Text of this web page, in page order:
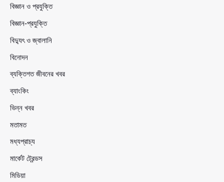
বিজ্ঞান ও প্রযুক্তি
বিজ্ঞান-প্রযুক্তি
বিদ্যুৎ ও জ্বালানি
বিনোদন
ব্যক্তিগত জীবনের খবর
ব্যাংকিং
ভিন্ন খবর
মতামত
মধ্যপ্রাচ্য
মার্কেট ট্রেন্ডস
মিডিয়া